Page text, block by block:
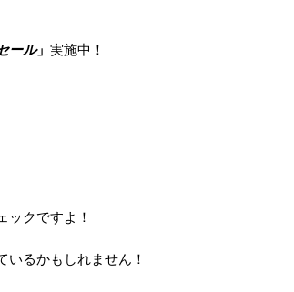
ール」 実施中！
ックですよ！
いるかもしれません！